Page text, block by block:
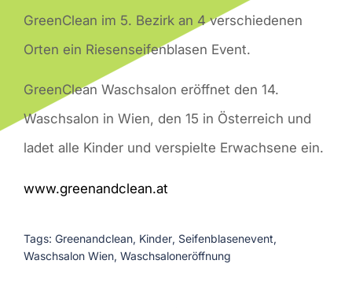
GreenClean im 5. Bezirk an 4 verschiedenen
Orten ein Riesenseifenblasen Event.
GreenClean Waschsalon eröffnet den 14.
Waschsalon in Wien, den 15 in Österreich und
ladet alle Kinder und verspielte Erwachsene ein.
www.greenandclean.at
Tags: Greenandclean, Kinder, Seifenblasenevent,
Waschsalon Wien, Waschsaloneröffnung